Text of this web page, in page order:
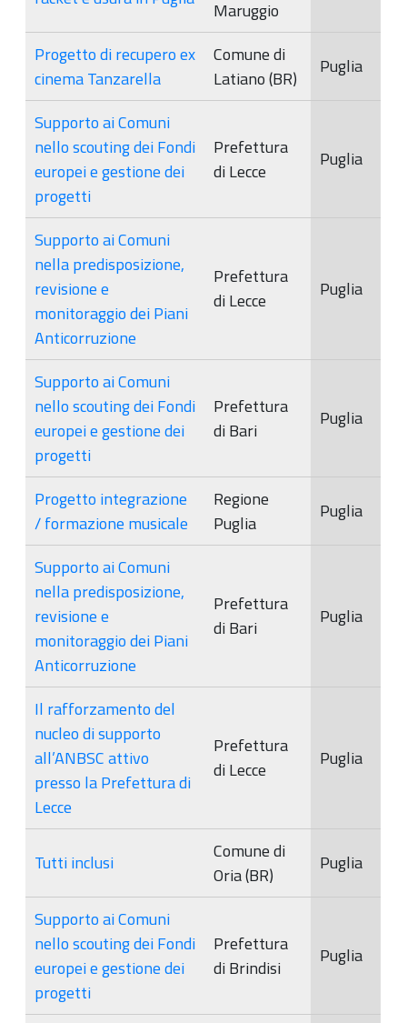
Maruggio
Progetto di recupero ex
cinema Tanzarella
Comune di
Latiano (BR)
Puglia
Supporto ai Comuni
nello scouting dei Fondi
europei e gestione dei
progetti
Prefettura
di Lecce
Puglia
Supporto ai Comuni
nella predisposizione,
revisione e
monitoraggio dei Piani
Anticorruzione
Prefettura
di Lecce
Puglia
Supporto ai Comuni
nello scouting dei Fondi
europei e gestione dei
progetti
Prefettura
di Bari
Puglia
Progetto integrazione
/ formazione musicale
Regione
Puglia
Puglia
Supporto ai Comuni
nella predisposizione,
revisione e
monitoraggio dei Piani
Anticorruzione
Prefettura
di Bari
Puglia
Il rafforzamento del
nucleo di supporto
all’ANBSC attivo
presso la Prefettura di
Lecce
Prefettura
di Lecce
Puglia
Tutti inclusi
Comune di
Oria (BR)
Puglia
Supporto ai Comuni
nello scouting dei Fondi
europei e gestione dei
progetti
Prefettura
di Brindisi
Puglia